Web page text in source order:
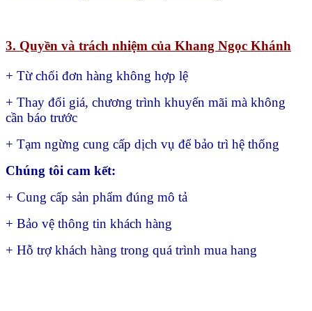
3. Quyền và trách nhiệm của Khang Ngọc Khánh
+ Từ chối đơn hàng không hợp lệ
+ Thay đổi giá, chương trình khuyến mãi mà không
cần báo trước
+ Tạm ngừng cung cấp dịch vụ để bảo trì hệ thống
Chúng tôi cam kết:
+ Cung cấp sản phẩm đúng mô tả
+ Bảo vệ thông tin khách hàng
+ Hỗ trợ khách hàng trong quá trình mua hang